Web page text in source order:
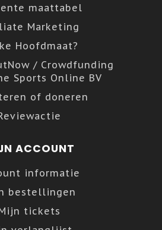
maattabel
Marketing
Hoofdmaat?
/ Crowdfunding
Sports Online BV
of doneren
ACCOUNT
informatie
bestellingen
tickets